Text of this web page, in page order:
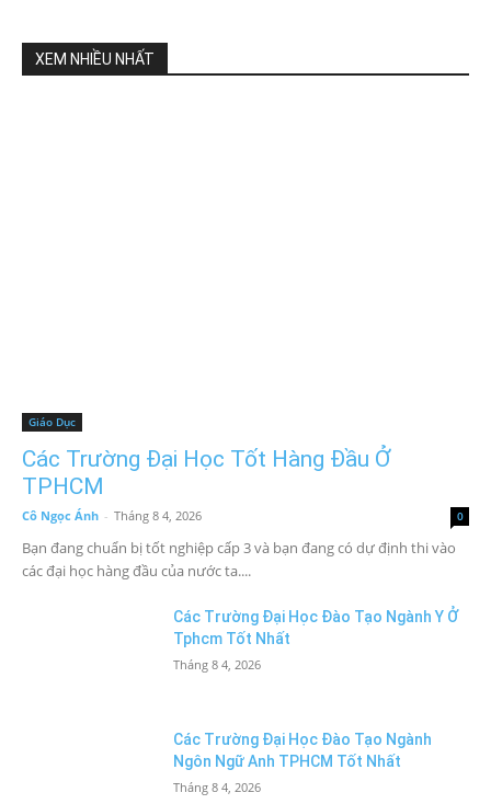
XEM NHIỀU NHẤT
Giáo Dục
Các Trường Đại Học Tốt Hàng Đầu Ở
TPHCM
Cô Ngọc Ánh - Tháng 8 4, 2026 0
Bạn đang chuẩn bị tốt nghiệp cấp 3 và bạn đang có dự định thi vào
các đại học hàng đầu của nước ta....
Các Trường Đại Học Đào Tạo Ngành Y Ở
Tphcm Tốt Nhất
Tháng 8 4, 2026
Các Trường Đại Học Đào Tạo Ngành
Ngôn Ngữ Anh TPHCM Tốt Nhất
Tháng 8 4, 2026